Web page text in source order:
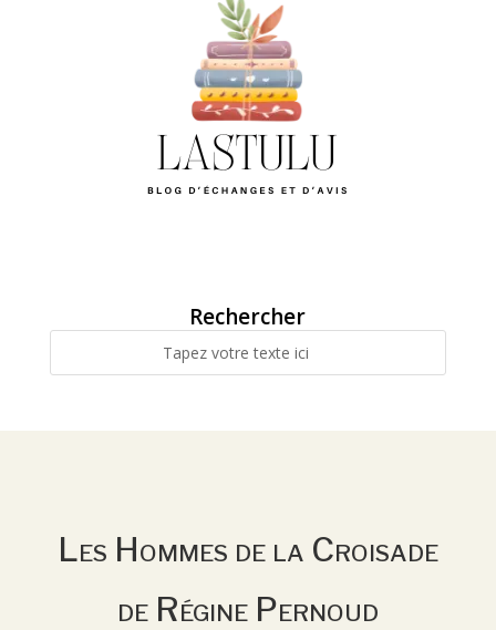
Rechercher
Les Hommes de la Croisade
de Régine Pernoud